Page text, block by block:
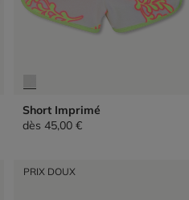
Short Imprimé
dès 45,00 €
PRIX DOUX